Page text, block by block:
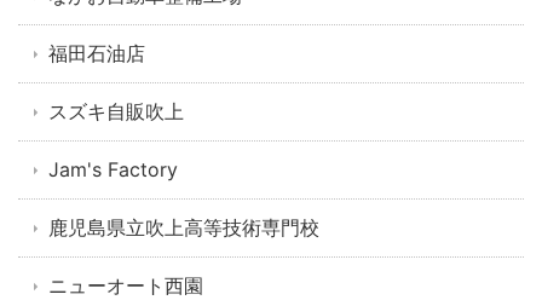
福田石油店
スズキ自販吹上
Jam's Factory
鹿児島県立吹上高等技術専門校
ニューオート西園